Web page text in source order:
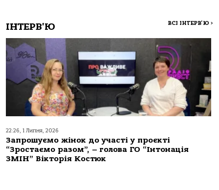
ІНТЕРВ'Ю ВСІ ІНТЕРВ'Ю >
22:26, 1 Липня, 2026
Запрошуємо жінок до участі у проєкті
“Зростаємо разом”, – голова ГО “Інтонація
ЗМІН” Вікторія Костюк